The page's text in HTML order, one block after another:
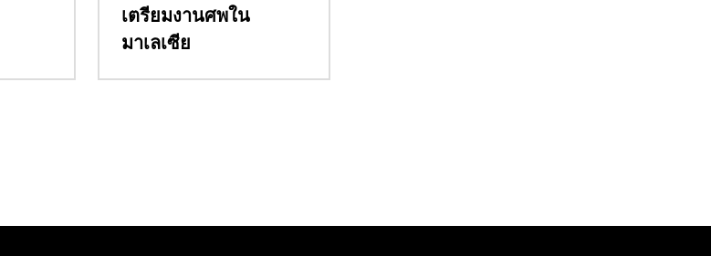
เตรียมงานศพใน
มาเลเซีย